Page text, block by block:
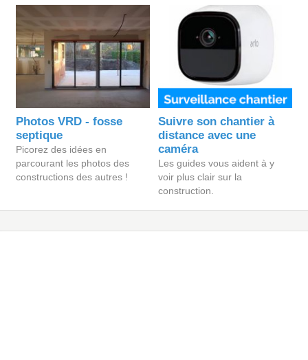
Photos VRD - fosse
septique
Picorez des idées en
parcourant les photos des
constructions des autres !
Suivre son chantier à
distance avec une
caméra
Les guides vous aident à y
voir plus clair sur la
construction.